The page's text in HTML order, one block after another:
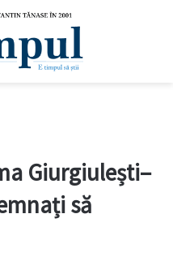
Giurgiulești–
să